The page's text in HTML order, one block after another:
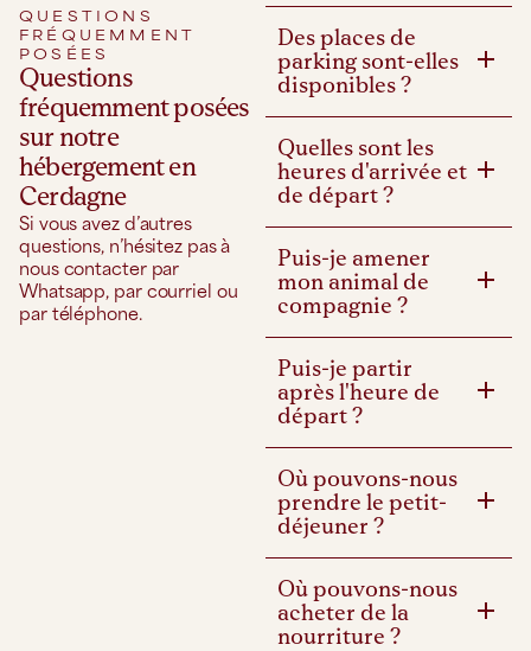
QUESTIONS
FRÉQUEMMENT
POSÉES
Questions
fréquemment posées
sur notre
hébergement en
Cerdagne
Si vous avez d’autres
questions, n’hésitez pas à
nous contacter par
Whatsapp, par courriel ou
par téléphone.
Des places de
parking sont-elles
disponibles ?
Quelles sont les
heures d'arrivée et
de départ ?
Puis-je amener
mon animal de
compagnie ?
Puis-je partir
après l'heure de
départ ?
Où pouvons-nous
prendre le petit-
déjeuner ?
Où pouvons-nous
acheter de la
nourriture ?